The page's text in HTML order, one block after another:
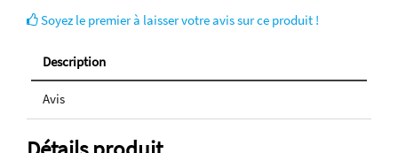
Soyez le premier à laisser votre avis sur ce produit !
Description
Avis